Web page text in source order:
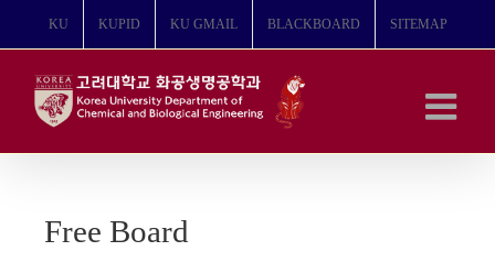
뛰
KU KUPID KU GMAIL BLACKBOARD SITEMAP
Free Board